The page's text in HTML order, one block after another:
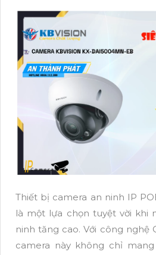
Thiết bị camera an ninh IP
là một lựa chọn tuyệt vời khi
ninh tăng cao. Với công nghệ
camera này không chỉ